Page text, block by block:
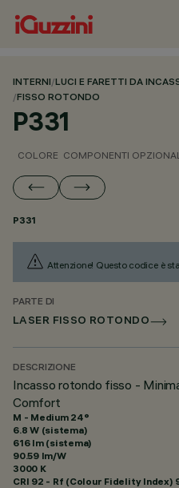
INTERNI/LUCI E FARETTI DA
/FISSO ROTONDO
P331
COLORE COMPONENTI
P331
Attenzione! Questo codice è
PARTE DI
LASER FISSO ROTONDO
DESCRIZIONE
Incasso rotondo fisso -
Comfort
M - Medium 24°
6.8 W (sistema)
616 lm (sistema)
90.59 lm/W
3000 K
CRI 92 - Rf (Colour Fidelity Index)